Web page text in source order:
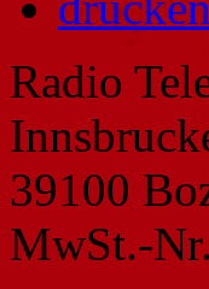
Radio
39100
MwSt.-